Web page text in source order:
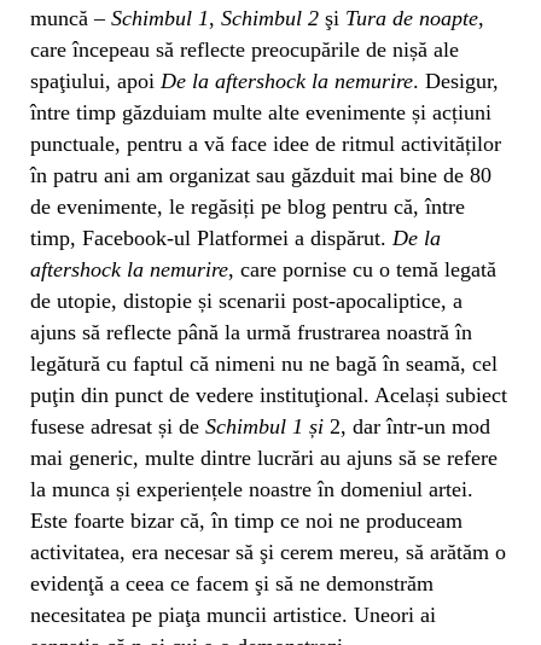
muncă – Schimbul 1, Schimbul 2 şi Tura de noapte,
care începeau să reflecte preocupările de nișă ale
spaţiului, apoi De la aftershock la nemurire. Desigur,
între timp găzduiam multe alte evenimente și acțiuni
punctuale, pentru a vă face idee de ritmul activităților
în patru ani am organizat sau găzduit mai bine de 80
de evenimente, le regăsiți pe blog pentru că, între
timp, Facebook-ul Platformei a dispărut. De la
aftershock la nemurire, care pornise cu o temă legată
de utopie, distopie și scenarii post-apocaliptice, a
ajuns să reflecte până la urmă frustrarea noastră în
legătură cu faptul că nimeni nu ne bagă în seamă, cel
puţin din punct de vedere instituţional. Același subiect
fusese adresat și de Schimbul 1 și 2, dar într-un mod
mai generic, multe dintre lucrări au ajuns să se refere
la munca și experiențele noastre în domeniul artei.
Este foarte bizar că, în timp ce noi ne produceam
activitatea, era necesar să şi cerem mereu, să arătăm o
evidenţă a ceea ce facem şi să ne demonstrăm
necesitatea pe piaţa muncii artistice. Uneori ai